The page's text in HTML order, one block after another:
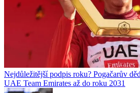
Nejdůležitější podpis roku? Pogačarův
UAE Team Emirates až do roku 2031